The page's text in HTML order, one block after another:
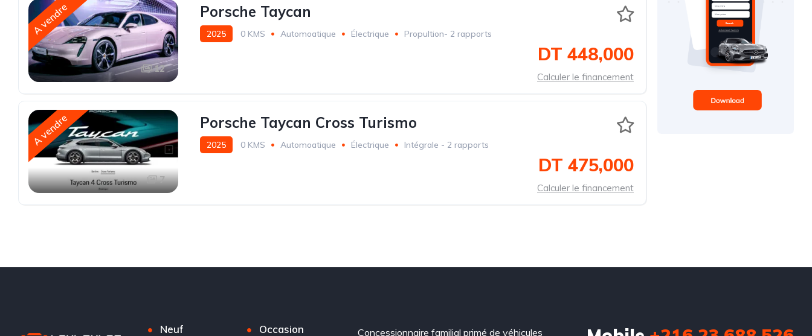
A vendre
12
Porsche Taycan
2025 0 KMS Automoatique Électrique Propultion- 2 rapports
DT 448,000
Calculer le financement
A vendre
7
Porsche Taycan Cross Turismo
2025 0 KMS Automoatique Électrique Intégrale - 2 rapports
DT 475,000
Calculer le financement
Neuf Occasion Concessionnaire familial primé de véhicules